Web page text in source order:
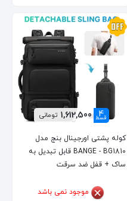
4
قسط 1,612,500 تومانی
کوله پشتی اورجینال بنج مدل
BANGE - BG1810 قابل تبدیل به
ساک + قفل ضد سرقت
موجود نمی باشد